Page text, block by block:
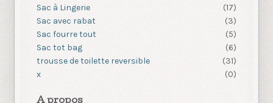
Sac à Lingerie
(17)
Sac avec rabat
(3)
Sac fourre tout
(5)
Sac tot bag
(6)
trousse de toilette reversible
(31)
x
(0)